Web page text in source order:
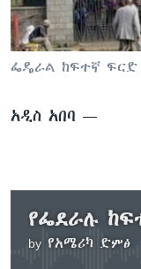
ቋንቋዎች
ፌዴራል ከፍተኛ
አዲስ አበባ —
by የአሜሪካ ድምፅ
No